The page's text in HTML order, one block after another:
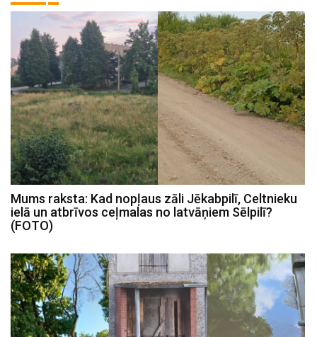
Mums raksta: Kad nopļaus zāli Jēkabpilī, Celtnieku
ielā un atbrīvos ceļmalas no latvāņiem Sēlpilī?
(FOTO)